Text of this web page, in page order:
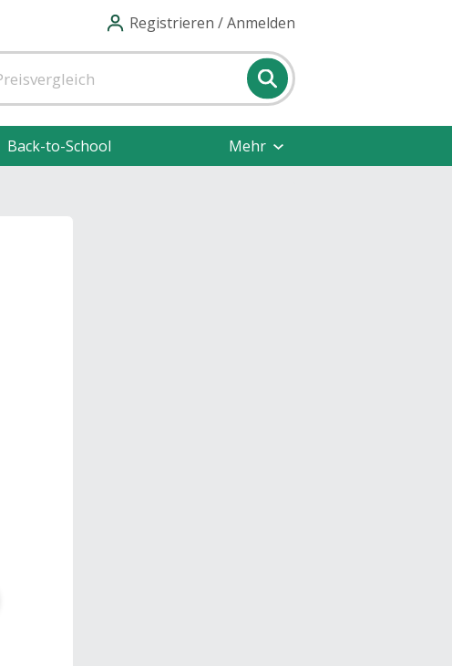
Registrieren / Anmelden
Back-to-School Mehr